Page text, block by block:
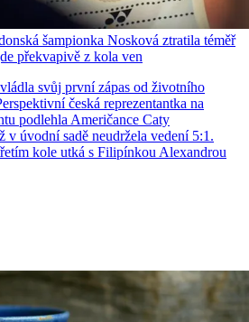
šampionka Nosková ztratila téměř
překvapivě z kola ven
svůj první zápas od životního
česká reprezentantka na
podlehla Američance Caty
úvodní sadě neudržela vedení 5:1.
kole utká s Filipínkou Alexandrou